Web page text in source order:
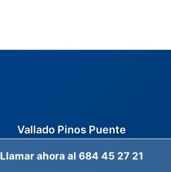
Vallado Pinos Puente
Llamar ahora al 684 45 27 21